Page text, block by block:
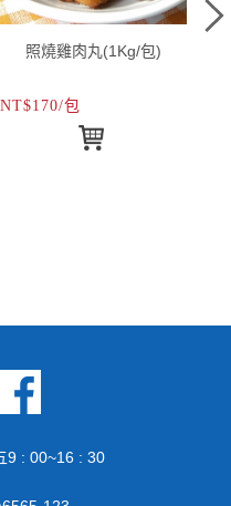
照燒雞肉丸(1Kg/包)
NT$170/包
9 : 00~16 : 30